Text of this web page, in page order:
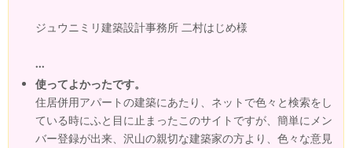
ジュウニミリ建築設計事務所 二村はじめ様
...
使ってよかったです。
住居併用アパートの建築にあたり、ネットで色々と検索をし
ている時にふと目に止まったこのサイトですが、簡単にメン
バー登録が出来、沢山の親切な建築家の方より、色々な意見